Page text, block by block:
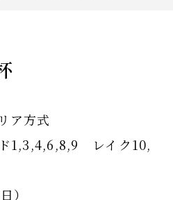
ア方式
1,3,4,6,8,9 レイク10,
）